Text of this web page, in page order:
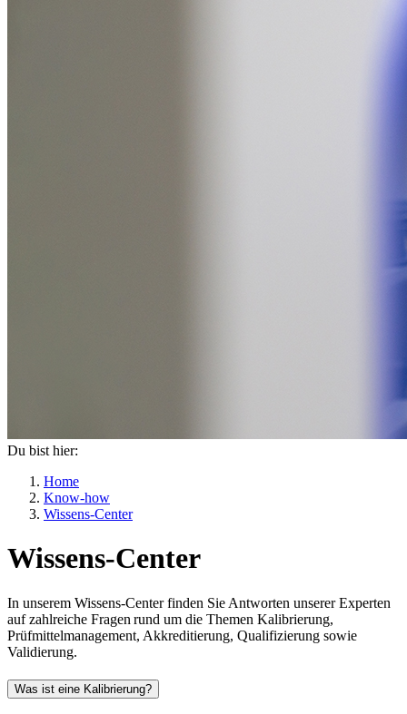
Du bist hier:
Home
Know-how
Wissens-Center
Wissens-Center
In unserem Wissens-Center finden Sie Antworten unserer Experten
auf zahlreiche Fragen rund um die Themen Kalibrierung,
Prüfmittelmanagement, Akkreditierung, Qualifizierung sowie
Validierung.
Was ist eine Kalibrierung?